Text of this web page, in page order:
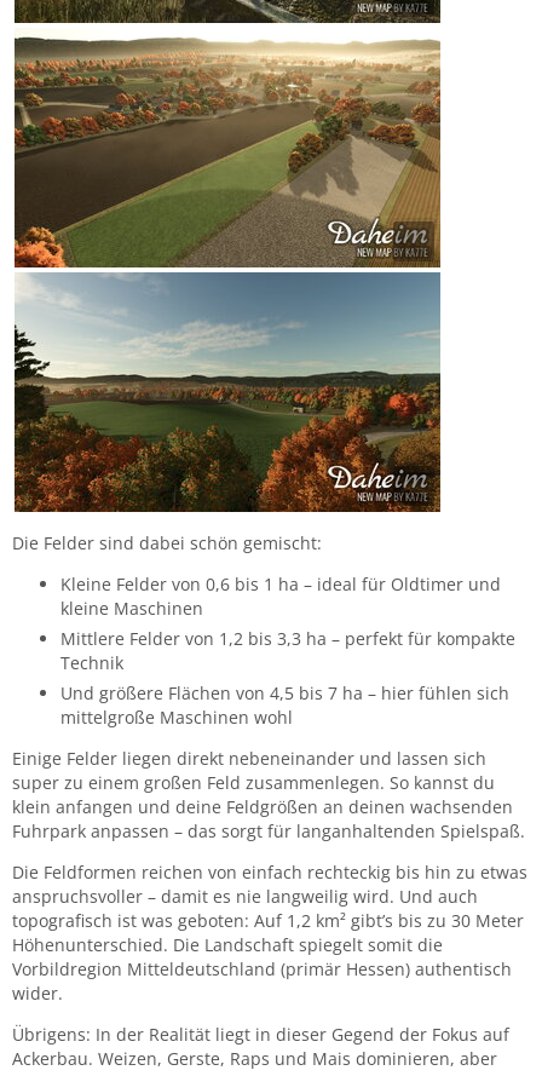
Die Felder sind dabei schön gemischt:
Kleine Felder von 0,6 bis 1 ha – ideal für Oldtimer und
kleine Maschinen
Mittlere Felder von 1,2 bis 3,3 ha – perfekt für kompakte
Technik
Und größere Flächen von 4,5 bis 7 ha – hier fühlen sich
mittelgroße Maschinen wohl
Einige Felder liegen direkt nebeneinander und lassen sich
super zu einem großen Feld zusammenlegen. So kannst du
klein anfangen und deine Feldgrößen an deinen wachsenden
Fuhrpark anpassen – das sorgt für langanhaltenden Spielspaß.
Die Feldformen reichen von einfach rechteckig bis hin zu etwas
anspruchsvoller – damit es nie langweilig wird. Und auch
topografisch ist was geboten: Auf 1,2 km² gibt’s bis zu 30 Meter
Höhenunterschied. Die Landschaft spiegelt somit die
Vorbildregion Mitteldeutschland (primär Hessen) authentisch
wider.
Übrigens: In der Realität liegt in dieser Gegend der Fokus auf
Ackerbau. Weizen, Gerste, Raps und Mais dominieren, aber